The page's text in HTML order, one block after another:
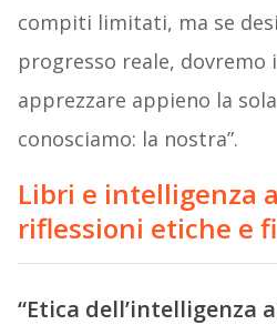
compiti limitati, ma se
progresso reale, dovremo
apprezzare appieno la
conosciamo: la nostra”.
Libri e intelligenza
riflessioni etiche e
“Etica dell’intelligenza